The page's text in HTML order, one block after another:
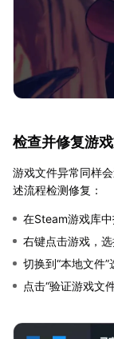
检查并修复游
游戏文件异常同样
述流程检测修复：
在Steam游戏库中
右键点击游戏，选
切换到“本地文件”
点击“验证游戏文